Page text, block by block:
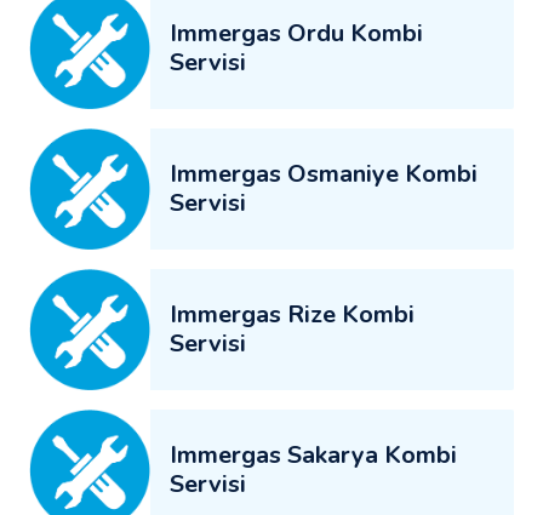
Immergas Ordu Kombi
Servisi
Immergas Osmaniye Kombi
Servisi
Immergas Rize Kombi
Servisi
Immergas Sakarya Kombi
Servisi